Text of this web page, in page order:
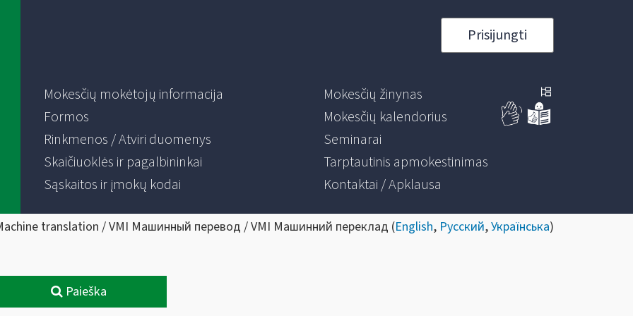
Prisijungti
Mokesčių mokėtojų informacija
Formos
Rinkmenos / Atviri duomenys
Skaičiuoklės ir pagalbininkai
Sąskaitos ir įmokų kodai
Mokesčių žinynas
Mokesčių kalendorius
Seminarai
Tarptautinis apmokestinimas
Kontaktai / Apklausa
translation / VMI Машинный перевод / VMI Машинний переклад (English, Русский,Українська)
Paieška